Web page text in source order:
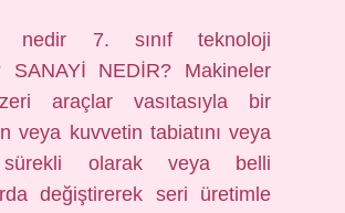
nedir 7. sınıf teknoloji
SANAYİ NEDİR? Makineler
araçlar vasıtasıyla bir
veya kuvvetin tabiatını veya
olarak veya belli
değiştirerek seri üretimle